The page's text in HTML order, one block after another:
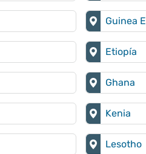
Guinea
Etiopía
Ghana
Kenia
Lesotho